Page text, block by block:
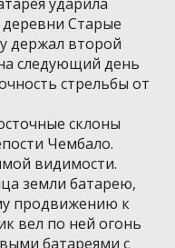
Старые
держал второй
следующий день
стрельбы от
склоны
Чембало.
видимости.
земли батарею,
продвижению к
вел по ней огонь
батареями с